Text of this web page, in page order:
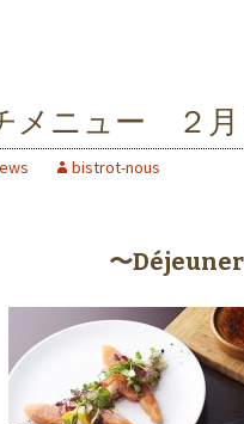
メニュー ２月
bistrot-nous
〜